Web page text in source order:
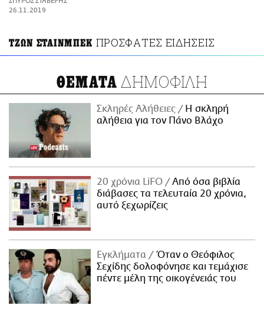
ΑΜΠΑ
26.11.2019
ΤΖΩΝ ΣΤΑΙΝΜΠΕΚ ΠΡΟΣΦΑΤΕΣ ΕΙΔΗΣΕΙΣ
ΘΕΜΑΤΑ ΔΗΜΟΦΙΛΗ
Σκληρές Αλήθειες
H σκληρή
αλήθεια για τον Πάνο Βλάχο
20 χρόνια LiFO
Από όσα βιβλία
διάβασες τα τελευταία 20 χρόνια,
αυτό ξεχωρίζεις
Εγκλήματα
Όταν ο Θεόφιλος
Σεχίδης δολοφόνησε και τεμάχισε
πέντε μέλη της οικογένειάς του